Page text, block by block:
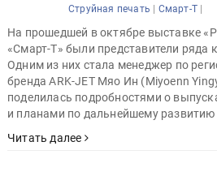
Струйная печать | Смарт-Т |
На прошедшей в октябре выставке
«Смарт-Т» были представители ряда
Одним из них стала менеджер по
бренда ARK-JET Мяо Ин (Miyoenn
поделилась подробностями о
и планами по дальнейшему развитию
Читать далее